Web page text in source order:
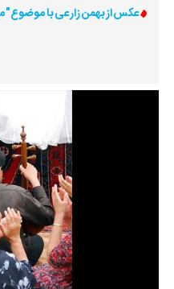
عکس از بهمن زارعی با موضوع